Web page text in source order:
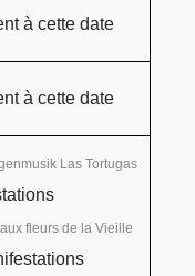
à cette date
à cette date
Las Tortugas
fleurs de la Vieille